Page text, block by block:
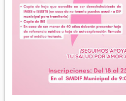
ZITLALTEPEC
TERRENATE
TLAXCO
XALOZTOC
CHIAUTEMPAN
CONTLA
SAN PABLO DEL MONTE
REGIÓN PONIENTE
NANACAMILPA
SANCTÓRUM